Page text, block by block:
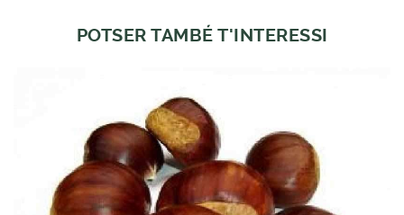
POTSER TAMBÉ T'INTERESSI